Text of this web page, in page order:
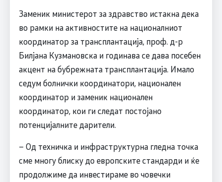
Заменик министерот за здравство истакна дека
во рамки на активностите на националниот
координатор за трансплантација, проф. д-р
Билјана Кузмановска и годинава се дава посебен
акцент на бубрежната трансплантација. Имало
седум болнички координатори, национален
координатор и заменик национален
координатор, кои ги следат постојано
потенцијалните дарители.
– Од техничка и инфраструктурна гледна точка
сме многу блиску до европските стандарди и ќе
продолжиме да инвестираме во човечки